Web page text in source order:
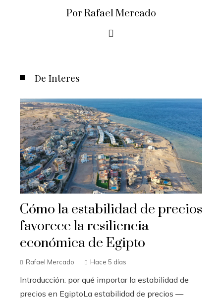
Por Rafael Mercado
De Interes
Cómo la estabilidad de precios
favorece la resiliencia
económica de Egipto
Rafael Mercado Hace 5 días
Introducción: por qué importar la estabilidad de
precios en EgiptoLa estabilidad de precios —